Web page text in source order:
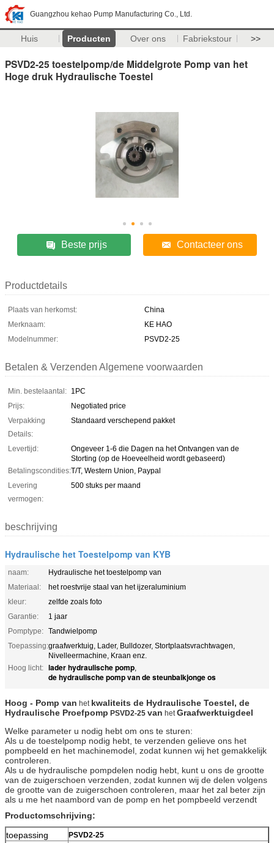
Guangzhou kehao Pump Manufacturing Co., Ltd.
Huis Producten Over ons Fabriekstour >>
PSVD2-25 toestelpomp/de Middelgrote Pomp van het
Hoge druk Hydraulische Toestel
Beste prijs Contacteer ons
Productdetails
Plaats van herkomst:
China
Merknaam:
KE HAO
Modelnummer:
PSVD2-25
Betalen & Verzenden Algemene voorwaarden
Min. bestelaantal: 1PC
Prijs:
Negotiated price
Verpakking
Details:
Standaard verschepend pakket
Levertijd:
Ongeveer 1-6 die Dagen na het Ontvangen van de
Storting (op de Hoeveelheid wordt gebaseerd)
Betalingscondities:T/T, Western Union, Paypal
Levering
vermogen:
500 stuks per maand
beschrijving
Hydraulische het Toestelpomp van KYB
naam:
Hydraulische het toestelpomp van
Materiaal:
het roestvrije staal van het ijzeraluminium
kleur:
zelfde zoals foto
Garantie:
1 jaar
Pomptype: Tandwielpomp
Toepassing:graafwerktuig, Lader, Bulldozer, Stortplaatsvrachtwagen,
Nivelleermachine, Kraan enz.
Hoog licht: lader hydraulische pomp,
de hydraulische pomp van de steunbalkjonge os
Hoog - Pomp van het kwaliteits de Hydraulische Toestel, de
Hydraulische Proefpomp PSVD2-25 van hetGraafwerktuigdeel
Welke parameter u nodig hebt om ons te sturen:
Als u de toestelpomp nodig hebt, te verzenden gelieve ons het
pompbeeld en het machinemodel, zodat kunnen wij het gemakkelijk
controleren.
Als u de hydraulische pompdelen nodig hebt, kunt u ons de grootte
van de zuigerschoen verzenden, zodat kunnen wij de delen volgens
de grootte van de zuigerschoen controleren, maar het zal beter zijn
als u me het naambord van de pomp en het pompbeeld verzendt
Productomschrijving:
toepassing
PSVD2-25